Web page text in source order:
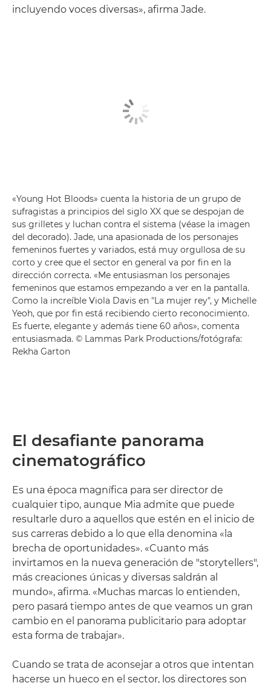
incluyendo voces diversas», afirma Jade.
«Young Hot Bloods» cuenta la historia de un grupo de
sufragistas a principios del siglo XX que se despojan de
sus grilletes y luchan contra el sistema (véase la imagen
del decorado). Jade, una apasionada de los personajes
femeninos fuertes y variados, está muy orgullosa de su
corto y cree que el sector en general va por fin en la
dirección correcta. «Me entusiasman los personajes
femeninos que estamos empezando a ver en la pantalla.
Como la increíble Viola Davis en "La mujer rey", y Michelle
Yeoh, que por fin está recibiendo cierto reconocimiento.
Es fuerte, elegante y además tiene 60 años», comenta
entusiasmada. © Lammas Park Productions/fotógrafa:
Rekha Garton
El desafiante panorama
cinematográfico
Es una época magnífica para ser director de
cualquier tipo, aunque Mia admite que puede
resultarle duro a aquellos que estén en el inicio de
sus carreras debido a lo que ella denomina «la
brecha de oportunidades». «Cuanto más
invirtamos en la nueva generación de "storytellers",
más creaciones únicas y diversas saldrán al
mundo», afirma. «Muchas marcas lo entienden,
pero pasará tiempo antes de que veamos un gran
cambio en el panorama publicitario para adoptar
esta forma de trabajar».
Cuando se trata de aconsejar a otros que intentan
hacerse un hueco en el sector, los directores son